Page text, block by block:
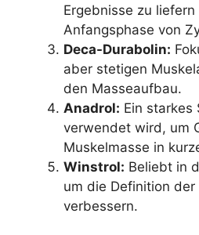
Ergebnisse zu
Anfangsphase von
Deca-Durabolin:
aber stetigen
den Masseaufbau.
Anadrol: Ein
verwendet wird, um
Muskelmasse in
Winstrol: Beliebt in
um die Definition der
verbessern.